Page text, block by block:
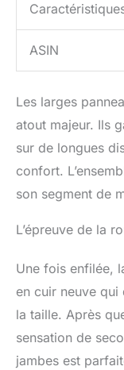
ASIN
Les larges
atout majeur. Ils
sur de longues
confort.
son segment de
L’épreuve de la
Une fois enfilée,
en cuir neuve
la taille. Après
sensation de
jambes est